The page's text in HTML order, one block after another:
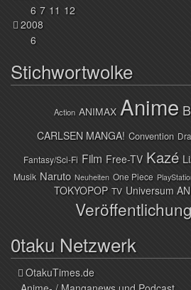
6 7 11 12
2008
6
Stichwortwolke
Action ANIMAX Anime
CARLSEN MANGA! Convention
Fantasy/Sci-Fi Film Free-TV Kazé
Musik Naruto Neuheiten One Piece
TOKYOPOP TV Universum
Veröffentlichung
0taku Netzwerk
OtakuTimes.de